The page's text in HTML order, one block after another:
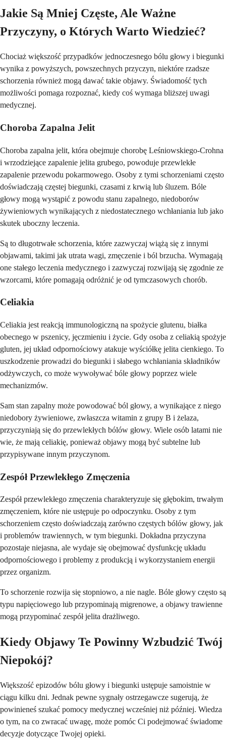
Jakie Są Mniej Częste, Ale Ważne
Przyczyny, o Których Warto Wiedzieć?
Chociaż większość przypadków jednoczesnego bólu głowy i biegunki
wynika z powyższych, powszechnych przyczyn, niektóre rzadsze
schorzenia również mogą dawać takie objawy. Świadomość tych
możliwości pomaga rozpoznać, kiedy coś wymaga bliższej uwagi
medycznej.
Choroba Zapalna Jelit
Choroba zapalna jelit, która obejmuje chorobę Leśniowskiego-Crohna
i wrzodziejące zapalenie jelita grubego, powoduje przewlekłe
zapalenie przewodu pokarmowego. Osoby z tymi schorzeniami często
doświadczają częstej biegunki, czasami z krwią lub śluzem. Bóle
głowy mogą wystąpić z powodu stanu zapalnego, niedoborów
żywieniowych wynikających z niedostatecznego wchłaniania lub jako
skutek uboczny leczenia.
Są to długotrwałe schorzenia, które zazwyczaj wiążą się z innymi
objawami, takimi jak utrata wagi, zmęczenie i ból brzucha. Wymagają
one stałego leczenia medycznego i zazwyczaj rozwijają się zgodnie ze
wzorcami, które pomagają odróżnić je od tymczasowych chorób.
Celiakia
Celiakia jest reakcją immunologiczną na spożycie glutenu, białka
obecnego w pszenicy, jęczmieniu i życie. Gdy osoba z celiakią spożyje
gluten, jej układ odpornościowy atakuje wyściółkę jelita cienkiego. To
uszkodzenie prowadzi do biegunki i słabego wchłaniania składników
odżywczych, co może wywoływać bóle głowy poprzez wiele
mechanizmów.
Sam stan zapalny może powodować ból głowy, a wynikające z niego
niedobory żywieniowe, zwłaszcza witamin z grupy B i żelaza,
przyczyniają się do przewlekłych bólów głowy. Wiele osób latami nie
wie, że mają celiakię, ponieważ objawy mogą być subtelne lub
przypisywane innym przyczynom.
Zespół Przewlekłego Zmęczenia
Zespół przewlekłego zmęczenia charakteryzuje się głębokim, trwałym
zmęczeniem, które nie ustępuje po odpoczynku. Osoby z tym
schorzeniem często doświadczają zarówno częstych bólów głowy, jak
i problemów trawiennych, w tym biegunki. Dokładna przyczyna
pozostaje niejasna, ale wydaje się obejmować dysfunkcję układu
odpornościowego i problemy z produkcją i wykorzystaniem energii
przez organizm.
To schorzenie rozwija się stopniowo, a nie nagle. Bóle głowy często są
typu napięciowego lub przypominają migrenowe, a objawy trawienne
mogą przypominać zespół jelita drażliwego.
Kiedy Objawy Te Powinny Wzbudzić Twój
Niepokój?
Większość epizodów bólu głowy i biegunki ustępuje samoistnie w
ciągu kilku dni. Jednak pewne sygnały ostrzegawcze sugerują, że
powinieneś szukać pomocy medycznej wcześniej niż później. Wiedza
o tym, na co zwracać uwagę, może pomóc Ci podejmować świadome
decyzje dotyczące Twojej opieki.